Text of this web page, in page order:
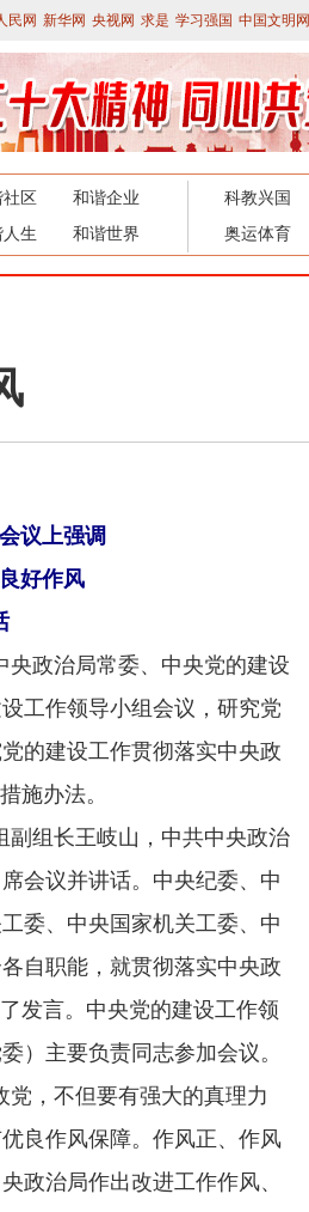
民网 新华网 央视网 求是 学习强国 中国文明网
区
和谐企业
生 和谐世界
科教兴国
奥运体育
议上强调
好作风
政治局常委、中央党的建设
工作领导小组会议，研究党
的建设工作贯彻落实中央政
施办法。
组长王岐山，中共中央政治
会议并讲话。中央纪委、中
委、中央国家机关工委、中
自职能，就贯彻落实中央政
发言。中央党的建设工作领
）主要负责同志参加会议。
，不但要有强大的真理力
良作风保障。作风正、作风
政治局作出改进工作作风、